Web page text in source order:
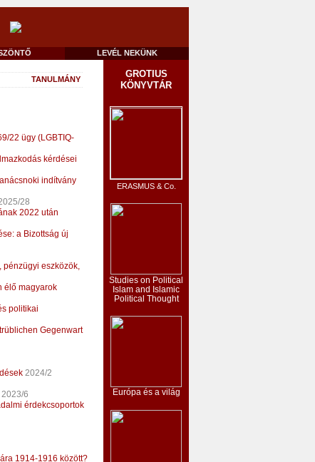
LEVÉL NEKÜNK
TANULMÁNY
22 ügy (LGBTIQ-
kérdései
indítvány
28
2022 után
a Bizottság új
pénzügyi eszközök,
élő magyarok
politikai
Gegenwart
2024/2
2023/6
érdekcsoportok
1914-1916 között?
GROTIUS
KÖNYVTÁR
ERASMUS & Co.
Studies on Political
Islam and Islamic
Political Thought
Európa és a világ